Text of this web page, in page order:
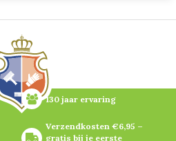
130 jaar ervaring
Verzendkosten €6,95 –
gratis bij je eerste